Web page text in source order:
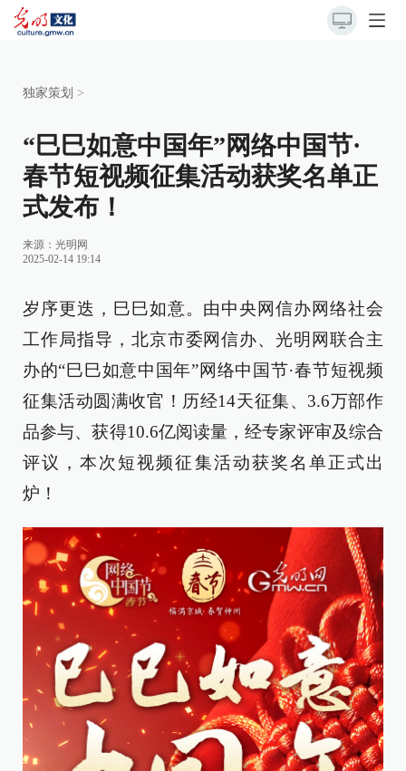
独家策划 >
“巳巳如意中国年”网络中国节·
春节短视频征集活动获奖名单正
式发布！
来源： 光明网
2025-02-14 19:14
岁序更迭，巳巳如意。由中央网信办网络社会
工作局指导，北京市委网信办、光明网联合主
办的“巳巳如意中国年”网络中国节·春节短视频
征集活动圆满收官！历经14天征集、3.6万部作
品参与、获得10.6亿阅读量，经专家评审及综合
评议，本次短视频征集活动获奖名单正式出
炉！